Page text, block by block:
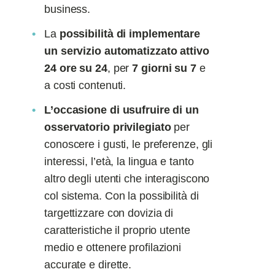
business.
La possibilità di implementare
un servizio automatizzato attivo
24 ore su 24, per7 giorni su 7 e
a costi contenuti.
L’occasione di usufruire di un
osservatorio privilegiatoper
conoscere i gusti, le preferenze, gli
interessi, l’età, la lingua e tanto
altro degli utenti che interagiscono
col sistema. Con la possibilità di
targettizzare con dovizia di
caratteristiche il proprio utente
medio e ottenere profilazioni
accurate e dirette.